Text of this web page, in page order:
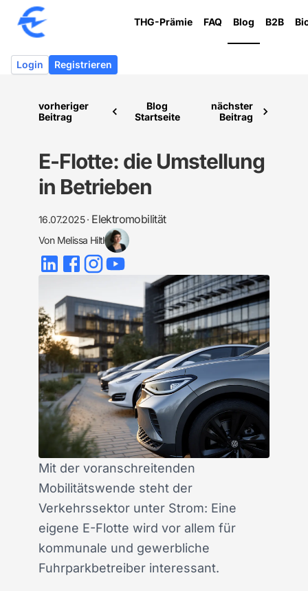
THG-Prämie FAQ Blog B2B
Login Registrieren
vorheriger
Beitrag
Blog
Startseite
nächster
Beitrag
E-Flotte: die Umstellung
in Betrieben
16.07.2025· Elektromobilität
Von Melissa Hiltl
Mit der voranschreitenden
Mobilitätswende steht der
Verkehrssektor unter Strom: Eine
eigene E-Flotte wird vor allem für
kommunale und gewerbliche
Fuhrparkbetreiber interessant.